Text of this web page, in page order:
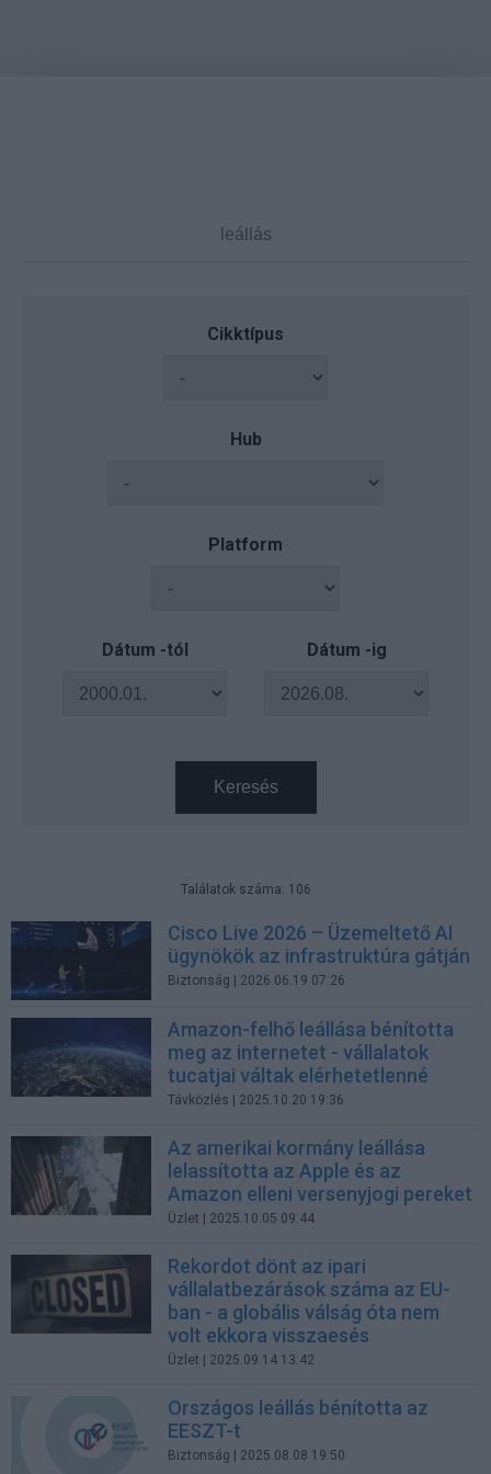
Cikktípus
Hub
Platform
Dátum -tól Dátum -ig
Keresés
Találatok száma: 106
Cisco Live 2026 – Üzemeltető AI
ügynökök az infrastruktúra gátján
Biztonság | 2026.06.19 07:26
Amazon-felhő leállása bénította
meg az internetet - vállalatok
tucatjai váltak elérhetetlenné
Távközlés | 2025.10.20 19:36
Az amerikai kormány leállása
lelassította az Apple és az
Amazon elleni versenyjogi pereket
Üzlet | 2025.10.05 09:44
Rekordot dönt az ipari
vállalatbezárások száma az EU-
ban - a globális válság óta nem
volt ekkora visszaesés
Üzlet | 2025.09.14 13:42
Országos leállás bénította az
EESZT-t
Biztonság | 2025.08.08 19:50